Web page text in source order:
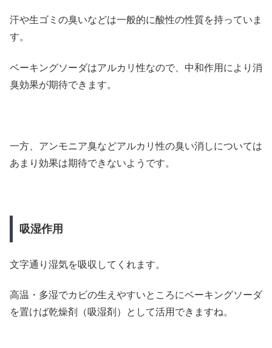
汗や生ゴミの臭いなどは一般的に酸性の性質を持っていま
す。
ベーキングソーダはアルカリ性なので、中和作用により消
臭効果が期待できます。
一方、アンモニア臭などアルカリ性の臭い消しについては
あまり効果は期待できないようです。
吸湿作用
文字通り湿気を吸収してくれます。
高温・多湿でカビの生えやすいところにベーキングソーダ
を置けば乾燥剤（吸湿剤）として活用できますね。